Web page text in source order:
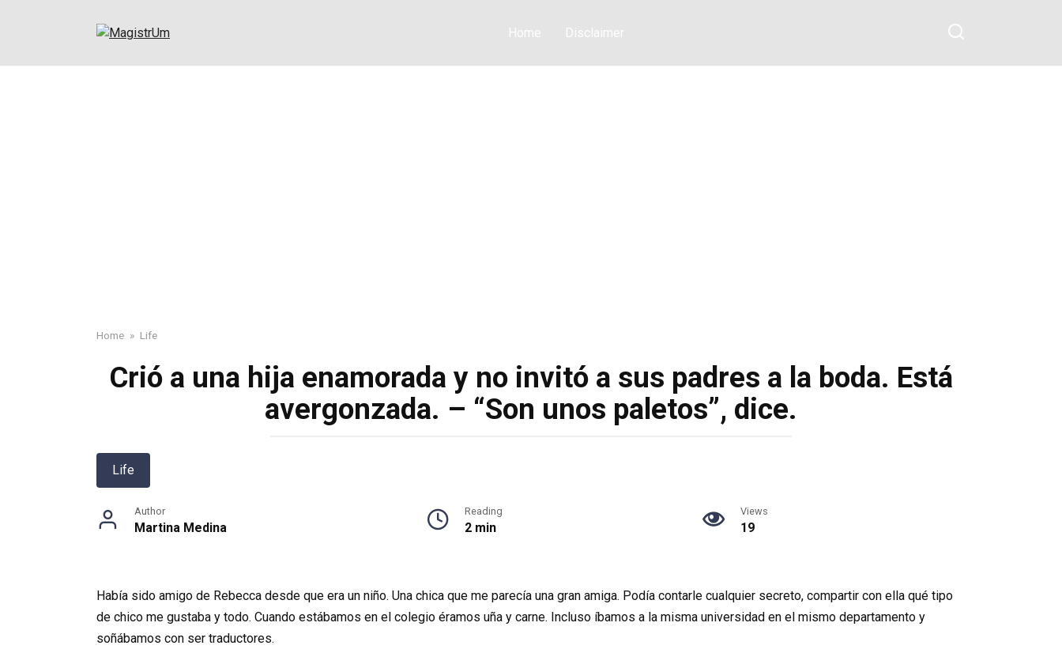
Home Disclaimer
Home » Life
Crió a una hija enamorada y no invitó a sus padres a la boda. Está
avergonzada. – “Son unos paletos”, dice.
Life
Author
Martina Medina
Reading
2 min
Views
19
Había sido amigo de Rebecca desde que era un niño. Una chica que me parecía una gran amiga. Podía contarle cualquier secreto, compartir con ella qué tipo
de chico me gustaba y todo. Cuando estábamos en el colegio éramos uña y carne. Incluso íbamos a la misma universidad en el mismo departamento y
soñábamos con ser traductores.